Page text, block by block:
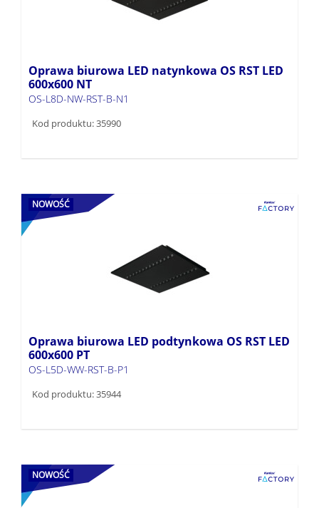
Oprawa biurowa LED natynkowa OS RST LED
600x600 NT
OS-L8D-NW-RST-B-N1
Kod produktu: 35990
NOWOŚĆ
Oprawa biurowa LED podtynkowa OS RST LED
600x600 PT
OS-L5D-WW-RST-B-P1
Kod produktu: 35944
NOWOŚĆ